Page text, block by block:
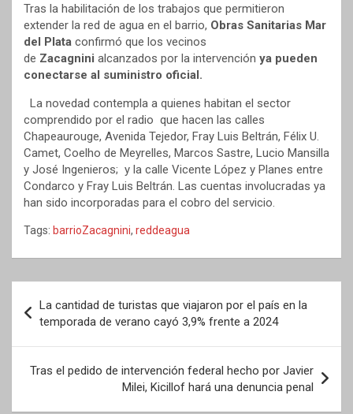
Tras la habilitación de los trabajos que permitieron
extender la red de agua en el barrio, Obras Sanitarias Mar
del Plata confirmó que los vecinos
de Zacagnini alcanzados por la intervención ya pueden
conectarse al suministro oficial.
La novedad contempla a quienes habitan el sector
comprendido por el radio que hacen las calles
Chapeaurouge, Avenida Tejedor, Fray Luis Beltrán, Félix U.
Camet, Coelho de Meyrelles, Marcos Sastre, Lucio Mansilla
y José Ingenieros; y la calle Vicente López y Planes entre
Condarco y Fray Luis Beltrán. Las cuentas involucradas ya
han sido incorporadas para el cobro del servicio.
Tags: barrioZacagnini, reddeagua
de
entradas
La cantidad de turistas que viajaron por el país en la
temporada de verano cayó 3,9% frente a 2024
Tras el pedido de intervención federal hecho por Javier
Milei, Kicillof hará una denuncia penal